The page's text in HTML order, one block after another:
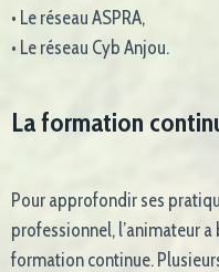
• Le réseau ASPRA,
• Le réseau Cyb Anjou.
La formation
Pour approfondir ses
professionnel, l’animateur
formation continue.